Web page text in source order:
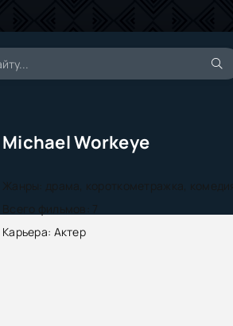
Michael Workeye
Жанры: драма, короткометражка, комедия
Всего фильмов:
7
Карьера: Актер